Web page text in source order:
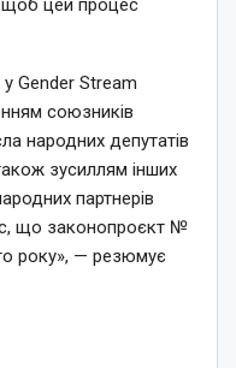
щоб цей процес
Gender Stream
союзників
народних депутатів
зусиллям інших
партнерів
що законопроєкт №
року», — резюмує